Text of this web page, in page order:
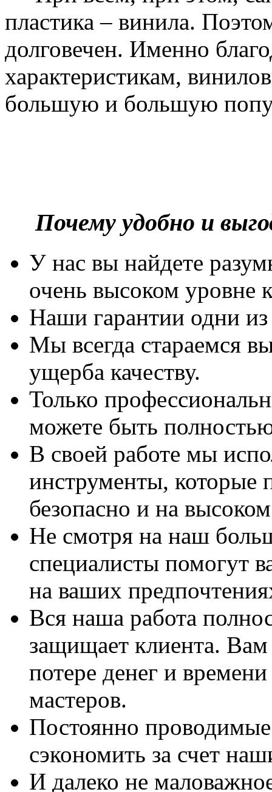
пластика – винила.
долговечен. Именно
характеристикам,
большую и большую
Почему удобно и
У нас вы найдете
очень высоком уровне
Наши гарантии одни
Мы всегда стараемся
ущерба качеству.
Только
можете быть
В своей работе мы
инструменты, которые
безопасно и на
Не смотря на наш
специалисты помогут
на ваших
Вся наша работа
защищает клиента. Вам
потере денег и
мастеров.
Постоянно
сэкономить за счет
И далеко не